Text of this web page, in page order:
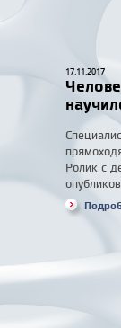
17.11.2017
Ролик с